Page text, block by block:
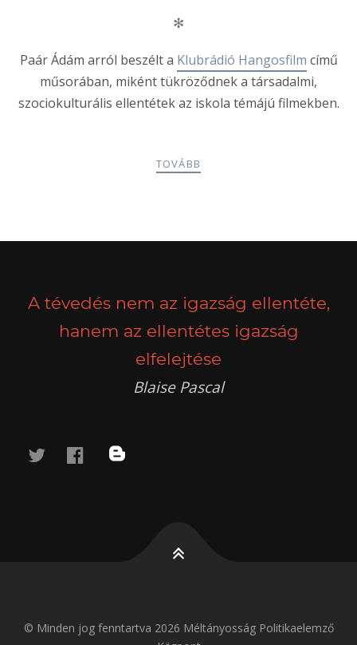
✻
Paár Ádám arról beszélt a Klubrádió Hangosfilm című
műsorában, miként tükröződnek a társadalmi,
szociokulturális ellentétek az iskola témájú filmekben.
TOVÁBB
A tévedés nem az igazság ellentéte,
hanem az ellentétes igazság
elfelejtése
Blaise Pascal
twitterfacebook
blog
© Minden jog fenntartva 2026 Méltányosság Politikaelemző